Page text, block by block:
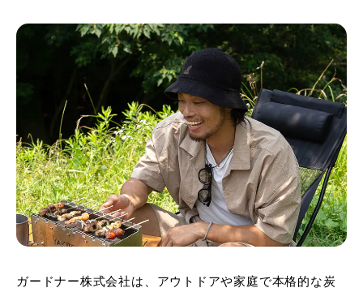
ガードナー株式会社は、アウトドアや家庭で本格的な炭